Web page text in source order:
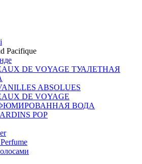
Pacifique
DE VOYAGE ТУАЛЕТНАЯ
ABSOLUES
DE VOYAGE
ВОДА
POP